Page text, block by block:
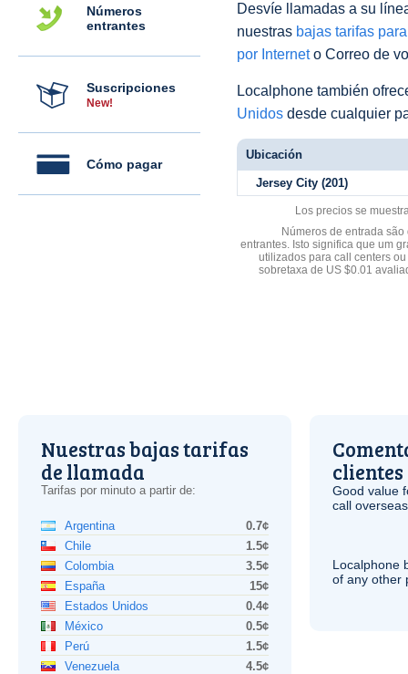
Números
entrantes
Suscripciones
New!
Cómo pagar
Desvíe llamadas a su
nuestras bajas tarifas
por Interneto Correo de
Localphone también
Unidos desde cualquier
Ubicación
Jersey City (201)
Los precios se
Números de entrada
entrantes. Isto significa que um
utilizados para call centers
sobretaxa de US $0.01
Nuestras bajas tarifas
de llamada
Tarifas por minuto a partir de:
Argentina
0.7¢
Chile
1.5¢
Colombia
3.5¢
España
15¢
Estados Unidos
0.4¢
México
0.5¢
Perú
1.5¢
Venezuela
4.5¢
clientes
Good value
call
Localphone
of any other